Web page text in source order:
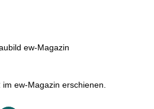
ew-Magazin
ew-Magazin erschienen.